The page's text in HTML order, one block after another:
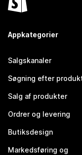
Appkategorier
Salgskanaler
Søgning efter
Salg af produkter
Ordrer og levering
Butiksdesign
Markedsføring og